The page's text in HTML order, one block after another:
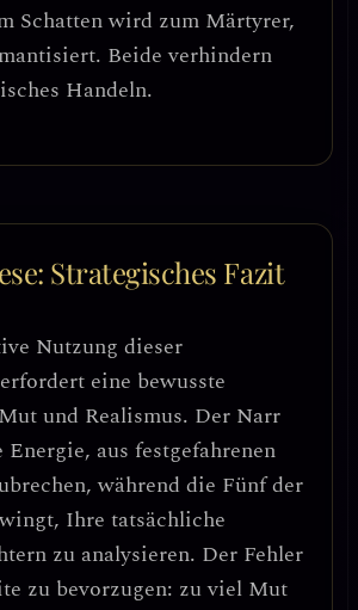
Schatten wird zum Märtyrer,
Beide verhindern
Handeln.
Strategisches Fazit
Nutzung dieser
eine bewusste
und Realismus. Der Narr
aus festgefahrenen
während die Fünf der
Ihre tatsächliche
zu analysieren. Der Fehler
zu bevorzugen: zu viel Mut